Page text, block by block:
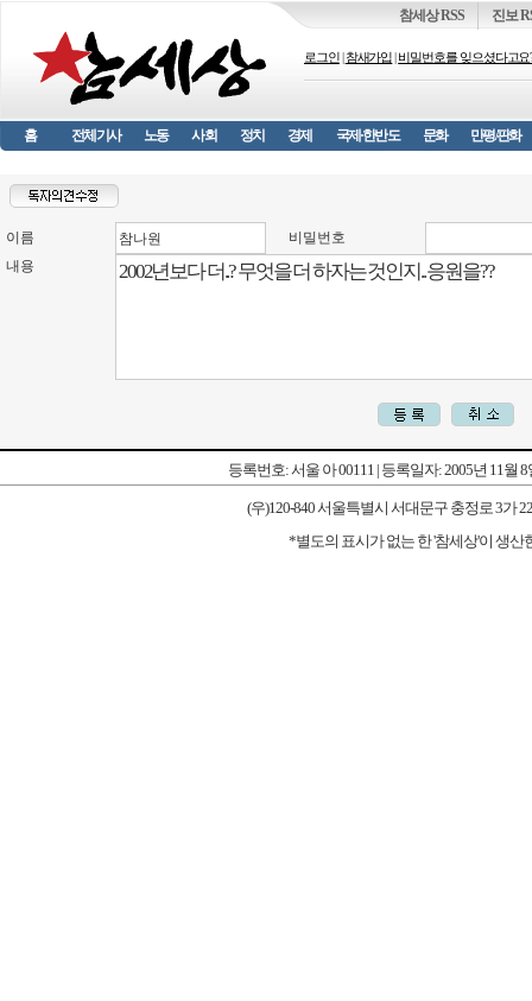
진보
참세상 RSS
로그인 참새가입 비밀번호를 잊으셨다고요
홈 전체기사 노동 사회 정치 경제 국제·한반도 문화 만평/판화
이름
비밀번호
내용
등록번호: 서울 아 00111 | 등록일자: 2005년 11월
(우)120-840 서울특별시 서대문구 충정로 3가
*별도의 표시가 없는 한 '참세상'이 생산